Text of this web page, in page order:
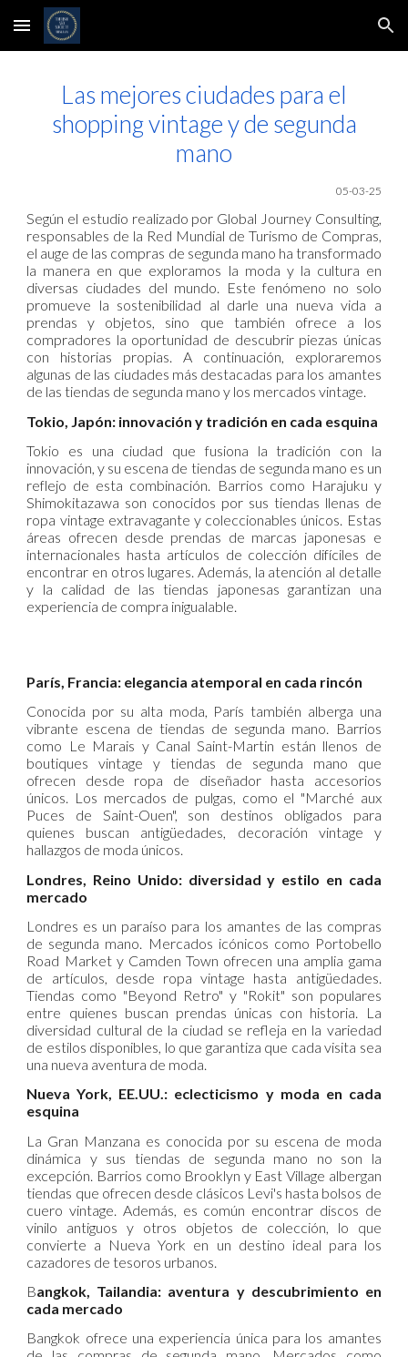
Skip to main content Skip to navigation
Las mejores ciudades para el
shopping vintage y de segunda
mano
05-03-25
Según el estudio realizado por Global Journey Consulting,
responsables de la Red Mundial de Turismo de Compras,
el auge de las compras de segunda mano ha transformado
la manera en que exploramos la moda y la cultura en
diversas ciudades del mundo. Este fenómeno no solo
promueve la sostenibilidad al darle una nueva vida a
prendas y objetos, sino que también ofrece a los
compradores la oportunidad de descubrir piezas únicas
con historias propias. A continuación, exploraremos
algunas de las ciudades más destacadas para los amantes
de las tiendas de segunda mano y los mercados vintage.​
Tokio, Japón: innovación y tradición en cada esquina
Tokio es una ciudad que fusiona la tradición con la
innovación, y su escena de tiendas de segunda mano es un
reflejo de esta combinación. Barrios como Harajuku y
Shimokitazawa son conocidos por sus tiendas llenas de
ropa vintage extravagante y coleccionables únicos. Estas
áreas ofrecen desde prendas de marcas japonesas e
internacionales hasta artículos de colección difíciles de
encontrar en otros lugares. Además, la atención al detalle
y la calidad de las tiendas japonesas garantizan una
experiencia de compra inigualable. ​
París, Francia: elegancia atemporal en cada rincón
Conocida por su alta moda, París también alberga una
vibrante escena de tiendas de segunda mano. Barrios
como Le Marais y Canal Saint-Martin están llenos de
boutiques vintage y tiendas de segunda mano que
ofrecen desde ropa de diseñador hasta accesorios
únicos. Los mercados de pulgas, como el "Marché aux
Puces de Saint-Ouen", son destinos obligados para
quienes buscan antigüedades, decoración vintage y
hallazgos de moda únicos. ​
Londres, Reino Unido: diversidad y estilo en cada
mercado
Londres es un paraíso para los amantes de las compras
de segunda mano. Mercados icónicos como Portobello
Road Market y Camden Town ofrecen una amplia gama
de artículos, desde ropa vintage hasta antigüedades.
Tiendas como "Beyond Retro" y "Rokit" son populares
entre quienes buscan prendas únicas con historia. La
diversidad cultural de la ciudad se refleja en la variedad
de estilos disponibles, lo que garantiza que cada visita sea
una nueva aventura de moda. ​
Nueva York, EE.UU.: eclecticismo y moda en cada
esquina
La Gran Manzana es conocida por su escena de moda
dinámica y sus tiendas de segunda mano no son la
excepción. Barrios como Brooklyn y East Village albergan
tiendas que ofrecen desde clásicos Levi's hasta bolsos de
cuero vintage. Además, es común encontrar discos de
vinilo antiguos y otros objetos de colección, lo que
convierte a Nueva York en un destino ideal para los
cazadores de tesoros urbanos.
Bangkok, Tailandia: aventura y descubrimiento en
cada mercado
Bangkok ofrece una experiencia única para los amantes